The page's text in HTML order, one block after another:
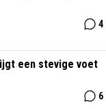
4
een stevige voet
6